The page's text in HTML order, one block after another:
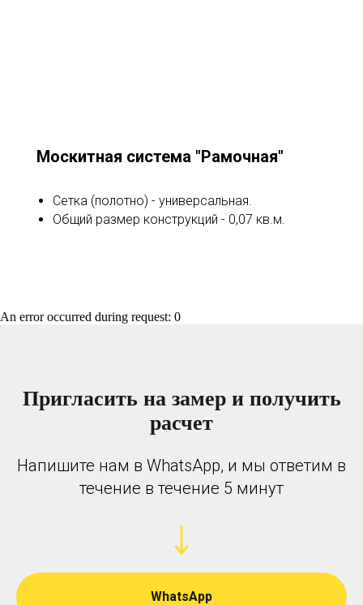
Москитная система "Рамочная"
Сетка (полотно) - универсальная.
Общий размер конструкций - 0,07 кв.м.
An error occurred during request: 0
Пригласить на замер и получить
расчет
Напишите нам в WhatsApp, и мы ответим в
течение в течение 5 минут
WhatsApp